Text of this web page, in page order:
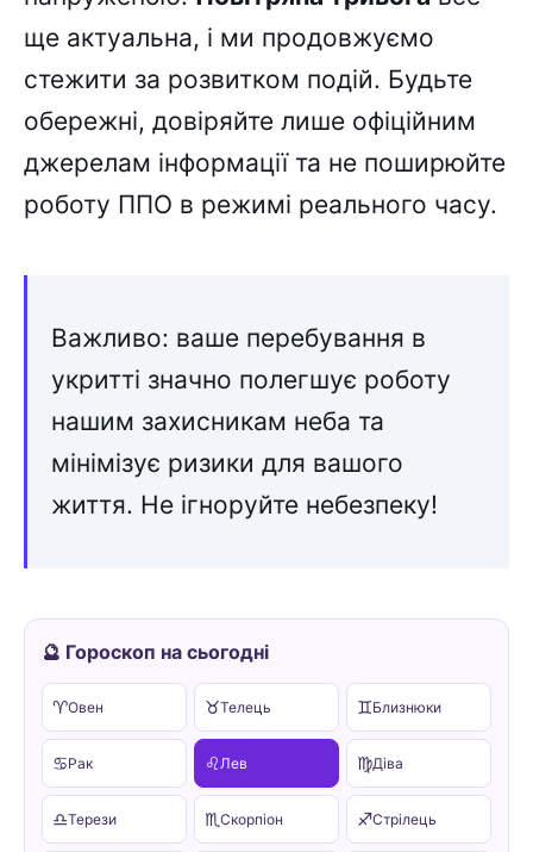
ще актуальна, і ми продовжуємо
стежити за розвитком подій. Будьте
обережні, довіряйте лише офіційним
джерелам інформації та не поширюйте
роботу ППО в режимі реального часу.
Важливо: ваше перебування в
укритті значно полегшує роботу
нашим захисникам неба та
мінімізує ризики для вашого
життя. Не ігноруйте небезпеку!
🔮 Гороскоп на сьогодні
♈Овен ♉Телець ♊Близнюки
♋Рак ♌ Лев ♍Діва
♎Терези ♏Скорпіон ♐Стрілець